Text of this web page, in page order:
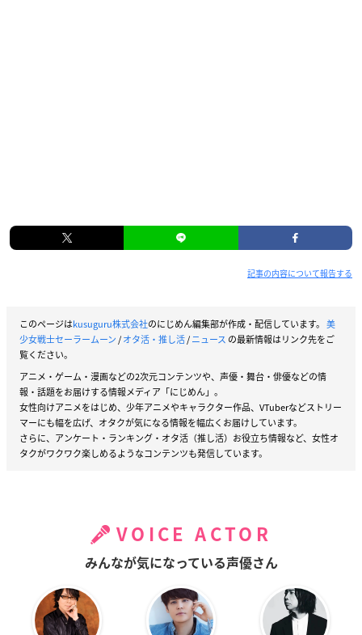
記事の内容について報告する
このページはkusuguru株式会社のにじめん編集部が作成・配信しています。 美
少女戦士セーラームーン/オタ活・推し活/ニュース の最新情報はリンク先をご
覧ください。
アニメ・ゲーム・漫画などの2次元コンテンツや、声優・舞台・俳優などの情
報・話題をお届けする情報メディア「にじめん」。
女性向けアニメをはじめ、少年アニメやキャラクター作品、VTuberなどストリー
マーにも幅を広げ、オタクが気になる情報を幅広くお届けしています。
さらに、アンケート・ランキング・オタ活（推し活）お役立ち情報など、女性オ
タクがワクワク楽しめるようなコンテンツも発信しています。
VOICE ACTOR
みんなが気になっている声優さん